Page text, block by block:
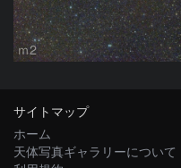
ｍ2
サイトマップ
ホーム
天体写真ギャラリーについて